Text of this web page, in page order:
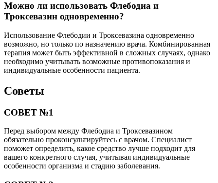
Можно ли использовать Флебодиа и
Троксевазин одновременно?
Использование Флебодии и Троксевазина одновременно
возможно, но только по назначению врача. Комбинированная
терапия может быть эффективной в сложных случаях, однако
необходимо учитывать возможные противопоказания и
индивидуальные особенности пациента.
Советы
СОВЕТ №1
Перед выбором между Флебодиа и Троксевазином
обязательно проконсультируйтесь с врачом. Специалист
поможет определить, какое средство лучше подходит для
вашего конкретного случая, учитывая индивидуальные
особенности организма и стадию заболевания.